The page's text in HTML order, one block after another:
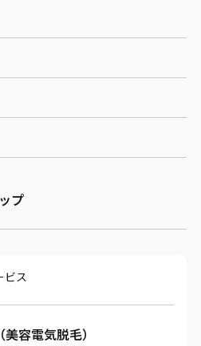
プ
ビス
容電気脱毛）